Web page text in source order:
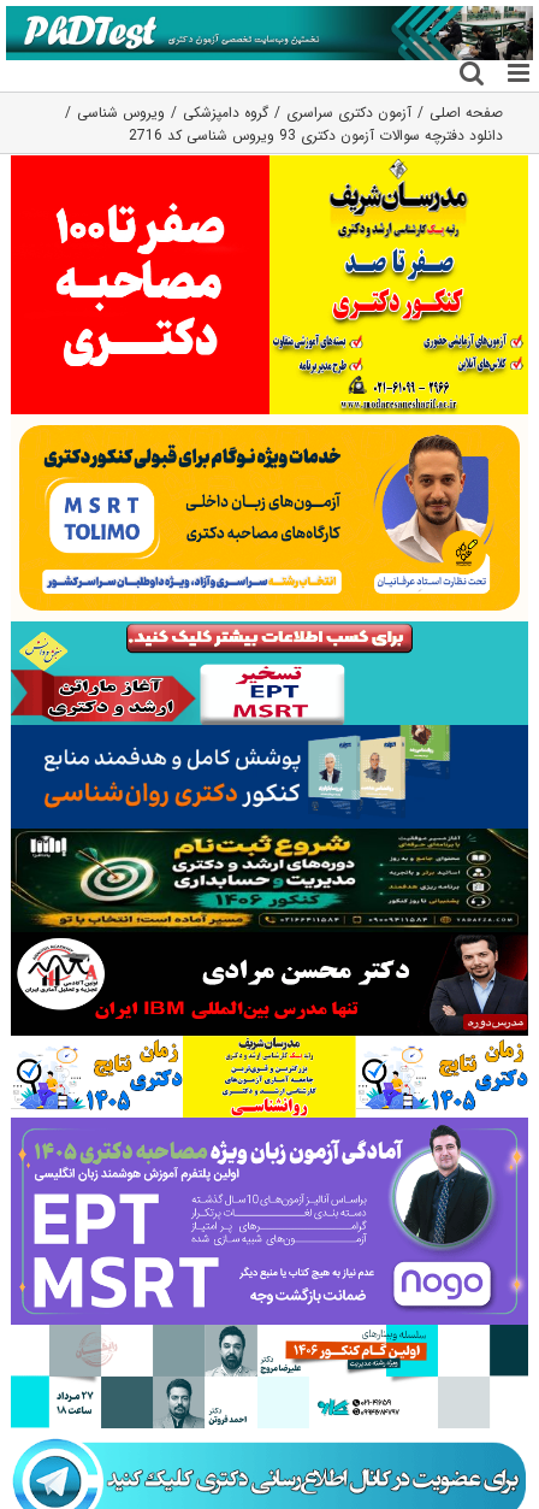
رفتن
به
محتوا
صفحه اصلی آزمون دکتری سراسری گروه دامپزشکی
ویروس شناسی
دانلود دفترچه سوالات آزمون دکتری 93 ویروس شناسی کد 2716